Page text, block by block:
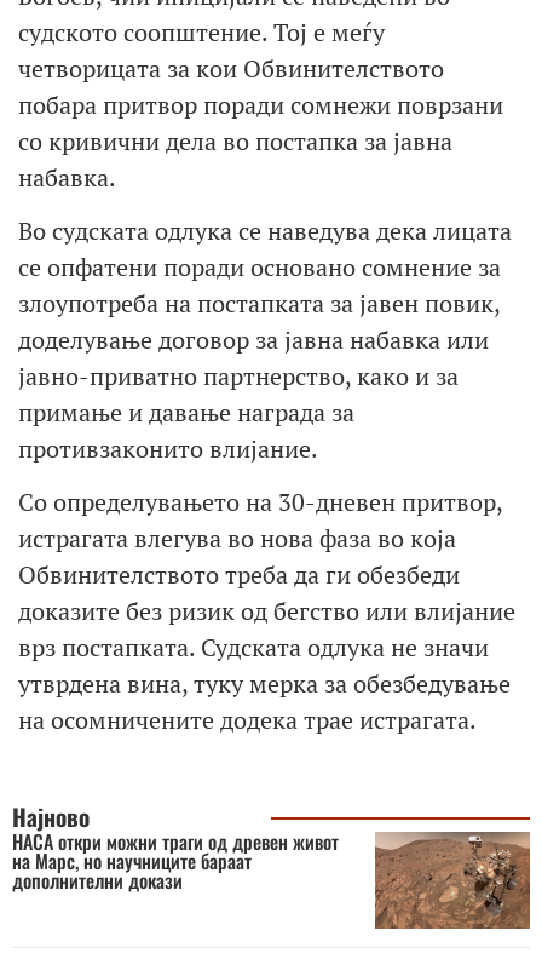
судското соопштение. Тој е меѓу
четворицата за кои Обвинителството
побара притвор поради сомнежи поврзани
со кривични дела во постапка за јавна
набавка.
Во судската одлука се наведува дека лицата
се опфатени поради основано сомнение за
злоупотреба на постапката за јавен повик,
доделување договор за јавна набавка или
јавно-приватно партнерство, како и за
примање и давање награда за
противзаконито влијание.
Со определувањето на 30-дневен притвор,
истрагата влегува во нова фаза во која
Обвинителството треба да ги обезбеди
доказите без ризик од бегство или влијание
врз постапката. Судската одлука не значи
утврдена вина, туку мерка за обезбедување
на осомничените додека трае истрагата.
Најново
НАСА откри можни траги од древен живот
на Марс, но научниците бараат
дополнителни докази